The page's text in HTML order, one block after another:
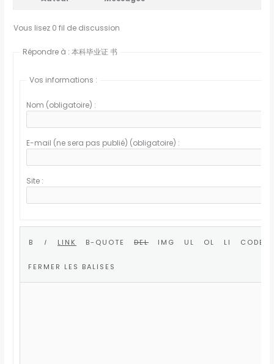
Vous lisez 0 fil de discussion
Répondre à : 本科毕业证 书
Vos informations :
Nom (obligatoire) :
E-mail (ne sera pas publié) (obligatoire) :
Site :